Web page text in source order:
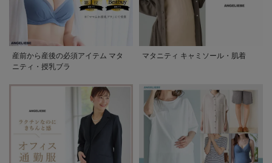
産前から産後の必須アイテム マタ
ニティ・授乳ブラ
マタニティ キャミソール・肌着